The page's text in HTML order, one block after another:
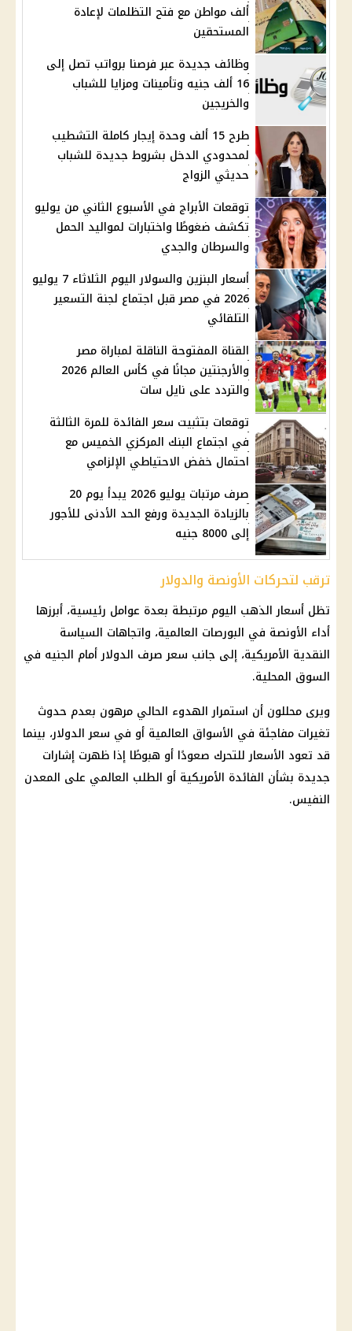
ألف مواطن مع فتح التظلمات لإعادة
المستحقين
وظائف جديدة عبر فرصنا برواتب تصل إلى
16 ألف جنيه وتأمينات ومزايا للشباب
والخريجين
طرح 15 ألف وحدة إيجار كاملة التشطيب
لمحدودي الدخل بشروط جديدة للشباب
حديثي الزواج
توقعات الأبراج في الأسبوع الثاني من يوليو
تكشف ضغوطًا واختبارات لمواليد الحمل
والسرطان والجدي
أسعار البنزين والسولار اليوم الثلاثاء 7 يوليو
2026 في مصر قبل اجتماع لجنة التسعير
التلقائي
القناة المفتوحة الناقلة لمباراة مصر
والأرجنتين مجانًا في كأس العالم 2026
والتردد على نايل سات
توقعات بتثبيت سعر الفائدة للمرة الثالثة
في اجتماع البنك المركزي الخميس مع
احتمال خفض الاحتياطي الإلزامي
صرف مرتبات يوليو 2026 يبدأ يوم 20
بالزيادة الجديدة ورفع الحد الأدنى للأجور
إلى 8000 جنيه
ترقب لتحركات الأونصة والدولار
تظل أسعار الذهب اليوم مرتبطة بعدة عوامل رئيسية، أبرزها
أداء الأونصة في البورصات العالمية، واتجاهات السياسة
النقدية الأمريكية، إلى جانب سعر صرف الدولار أمام الجنيه في
السوق المحلية.
ويرى محللون أن استمرار الهدوء الحالي مرهون بعدم حدوث
تغيرات مفاجئة في الأسواق العالمية أو في سعر الدولار، بينما
قد تعود الأسعار للتحرك صعودًا أو هبوطًا إذا ظهرت إشارات
جديدة بشأن الفائدة الأمريكية أو الطلب العالمي على المعدن
النفيس.